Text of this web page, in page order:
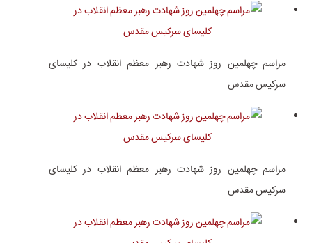
مراسم چهلمین روز شهادت رهبر معظم انقلاب در کلیسای
سرکیس مقدس
مراسم چهلمین روز شهادت رهبر معظم انقلاب در کلیسای
سرکیس مقدس